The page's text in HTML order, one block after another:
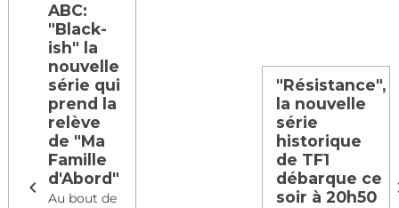
ABC:
"Black-
ish" la
nouvelle
série qui
prend la
relève
de "Ma
Famille
d'Abord"
Au bout de
"Résistance",
la nouvelle
série
historique
de TF1
débarque ce
soir à 20h50